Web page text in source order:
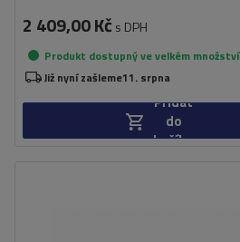
2 409,00 Kč s DPH
Produkt dostupný ve velkém množství
Již nyní zašleme11. srpna
Přidat
do
košíku